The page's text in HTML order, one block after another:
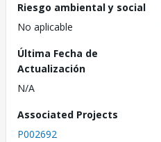
Riesgo ambiental y social
No aplicable
Última Fecha de
Actualización
N/A
Associated Projects
P002692